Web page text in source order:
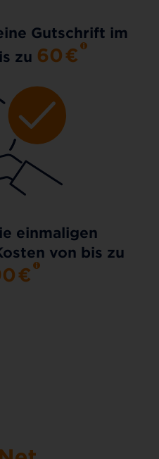
Gutschrift im
zu 60€
einmaligen
von bis zu
€